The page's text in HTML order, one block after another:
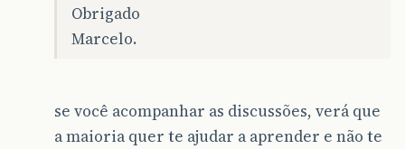
Obrigado
Marcelo.
se você acompanhar as discussões, verá que
a maioria quer te ajudar a aprender e não te